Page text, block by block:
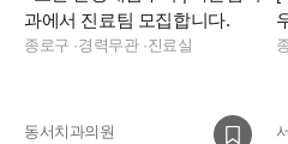
과에서 진료팀 모집합니다.
종로구 ·경력무관·진료실
동서치과의원